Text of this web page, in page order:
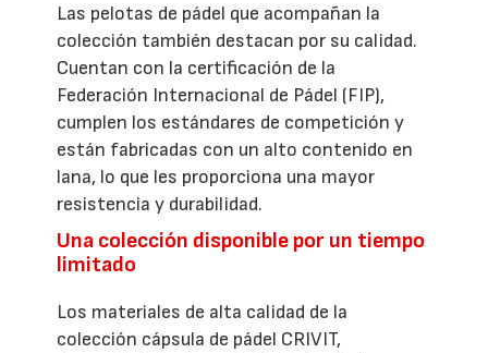
Las pelotas de pádel que acompañan la
colección también destacan por su calidad.
Cuentan con la certificación de la
Federación Internacional de Pádel (FIP),
cumplen los estándares de competición y
están fabricadas con un alto contenido en
lana, lo que les proporciona una mayor
resistencia y durabilidad.
Una colección disponible por un tiempo
limitado
Los materiales de alta calidad de la
colección cápsula de pádel CRIVIT,